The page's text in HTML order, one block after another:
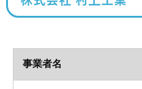
事業者名